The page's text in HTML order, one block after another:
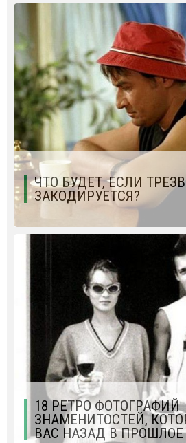
ЧТО БУДЕТ, ЕСЛИ
ЗАКОДИРУЕТСЯ?
18 РЕТРО ФОТОГРАФИЙ
ЗНАМЕНИТОСТЕЙ,
ВАС НАЗАД В ПРОШЛОЕ